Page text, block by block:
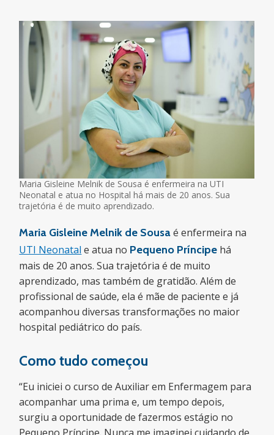
Maria Gisleine Melnik de Sousa é enfermeira na UTI
Neonatal e atua no Hospital há mais de 20 anos. Sua
trajetória é de muito aprendizado.
Maria Gisleine Melnik de Sousaé enfermeira na
UTI Neonatal e atua no Pequeno Príncipe há
mais de 20 anos. Sua trajetória é de muito
aprendizado, mas também de gratidão. Além de
profissional de saúde, ela é mãe de paciente e já
acompanhou diversas transformações no maior
hospital pediátrico do país.
Como tudo começou
“Eu iniciei o curso de Auxiliar em Enfermagem para
acompanhar uma prima e, um tempo depois,
surgiu a oportunidade de fazermos estágio no